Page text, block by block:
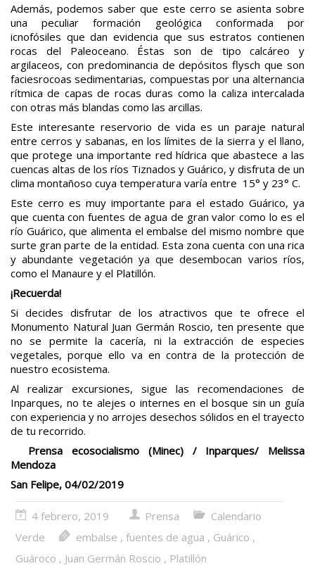
Además, podemos saber que este cerro se asienta sobre
una peculiar formación geológica conformada por
icnofósiles que dan evidencia que sus estratos contienen
rocas del Paleoceano. Éstas son de tipo calcáreo y
argilaceos, con predominancia de depósitos flysch que son
faciesrocoas sedimentarias, compuestas por una alternancia
rítmica de capas de rocas duras como la caliza intercalada
con otras más blandas como las arcillas.
Este interesante reservorio de vida es un paraje natural
entre cerros y sabanas, en los límites de la sierra y el llano,
que protege una importante red hídrica que abastece a las
cuencas altas de los ríos Tiznados y Guárico, y disfruta de un
clima montañoso cuya temperatura varía entre 15° y 23° C.
Este cerro es muy importante para el estado Guárico, ya
que cuenta con fuentes de agua de gran valor como lo es el
río Guárico, que alimenta el embalse del mismo nombre que
surte gran parte de la entidad. Esta zona cuenta con una rica
y abundante vegetación ya que desembocan varios ríos,
como el Manaure y el Platillón.
¡Recuerda!
Si decides disfrutar de los atractivos que te ofrece el
Monumento Natural Juan Germán Roscio, ten presente que
no se permite la cacería, ni la extracción de especies
vegetales, porque ello va en contra de la protección de
nuestro ecosistema.
Al realizar excursiones, sigue las recomendaciones de
Inparques, no te alejes o internes en el bosque sin un guía
con experiencia y no arrojes desechos sólidos en el trayecto
de tu recorrido.
Prensa ecosocialismo (Minec) / Inparques/ Melissa
Mendoza
San Felipe, 04/02/2019
4 febrero, 2019 Prensa
Calendario
Verde
embalse ,fuentes de agua , Guárico ,
Guároco , Juan Germán Roscio , Platillón